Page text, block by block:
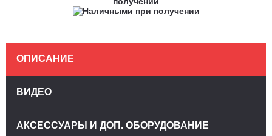
ОПИСАНИЕ
ВИДЕО
АКСЕССУАРЫ И ДОП. ОБОРУДОВАНИЕ